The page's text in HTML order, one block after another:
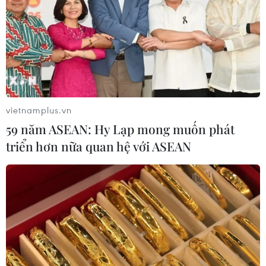
Hàn Quốc đầu tư xây “Thung lũng
K-Vietnam” gắn với hậu duệ dòng họ
Lý
07/08/2026 06:30
mới cho Phú Quốc
07/08/2026 04:43
Bảo tàng Cát Tottori của Nhật
Bản - nơi cát trở thành nghệ thuật
độc đáo
07/08/2026 02:14
vietnamplus.vn
59 năm ASEAN: Hy Lạp mong muốn phát
triển hơn nữa quan hệ với ASEAN